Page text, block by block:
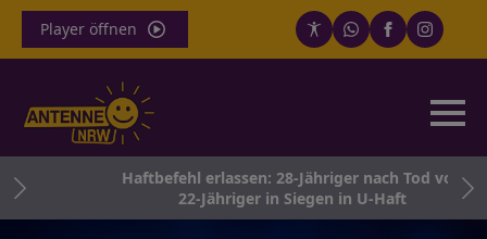
Player öffnen
Haftbefehl erlassen: 28-Jähriger nach Tod von
22-Jähriger in Siegen in U-Haft